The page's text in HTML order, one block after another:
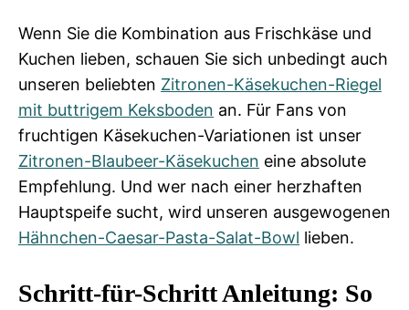
Wenn Sie die Kombination aus Frischkäse und
Kuchen lieben, schauen Sie sich unbedingt auch
unseren beliebten Zitronen-Käsekuchen-Riegel
mit buttrigem Keksboden an. Für Fans von
fruchtigen Käsekuchen-Variationen ist unser
Zitronen-Blaubeer-Käsekuchen eine absolute
Empfehlung. Und wer nach einer herzhaften
Hauptspeife sucht, wird unseren ausgewogenen
Hähnchen-Caesar-Pasta-Salat-Bowl lieben.
Schritt-für-Schritt Anleitung: So